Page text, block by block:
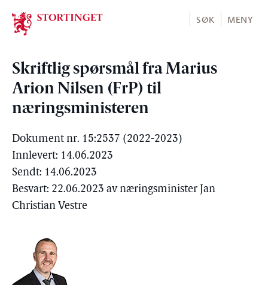
Stortinget.no
SØK MENY
Skriftlig spørsmål fra Marius
Arion Nilsen (FrP) til
næringsministeren
Dokument nr. 15:2537 (2022-2023)
Innlevert: 14.06.2023
Sendt: 14.06.2023
Besvart: 22.06.2023 av næringsminister Jan
Christian Vestre